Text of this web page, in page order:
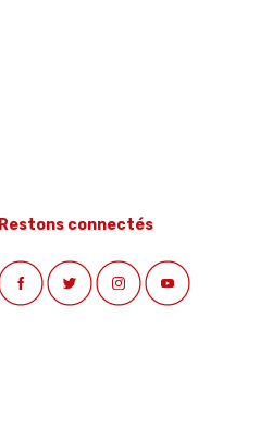
Restons connectés